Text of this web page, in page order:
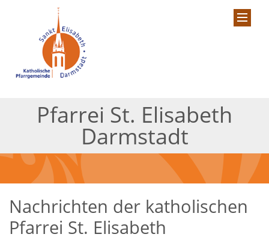
Pfarrei St. Elisabeth
Darmstadt
Nachrichten der katholischen
Pfarrei St. Elisabeth